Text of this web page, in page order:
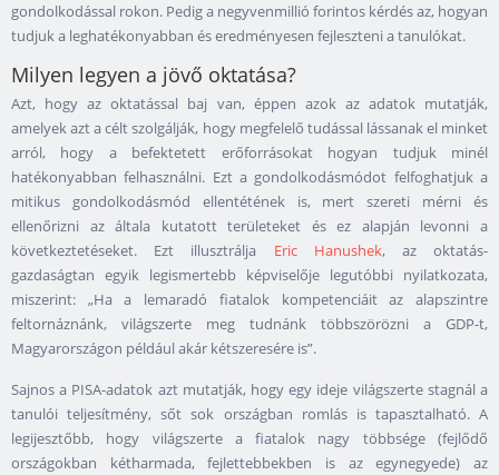
gondolkodással rokon. Pedig a negyvenmillió forintos kérdés az, hogyan
tudjuk a leghatékonyabban és eredményesen fejleszteni a tanulókat.
Milyen legyen a jövő oktatása?
Azt, hogy az oktatással baj van, éppen azok az adatok mutatják,
amelyek azt a célt szolgálják, hogy megfelelő tudással lássanak el minket
arról, hogy a befektetett erőforrásokat hogyan tudjuk minél
hatékonyabban felhasználni. Ezt a gondolkodásmódot felfoghatjuk a
mitikus gondolkodásmód ellentétének is, mert szereti mérni és
ellenőrizni az általa kutatott területeket és ez alapján levonni a
következtetéseket. Ezt illusztrálja Eric Hanushek, az oktatás-
gazdaságtan egyik legismertebb képviselője legutóbbi nyilatkozata,
miszerint: „Ha a lemaradó fiatalok kompetenciáit az alapszintre
feltornáznánk, világszerte meg tudnánk többszörözni a GDP-t,
Magyarországon például akár kétszeresére is”.
Sajnos a PISA-adatok azt mutatják, hogy egy ideje világszerte stagnál a
tanulói teljesítmény, sőt sok országban romlás is tapasztalható. A
legijesztőbb, hogy világszerte a fiatalok nagy többsége (fejlődő
országokban kétharmada, fejlettebbekben is az egynegyede) az